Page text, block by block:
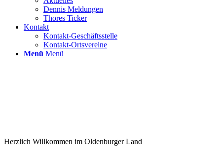
Den­nis Mel­dun­gen
Tho­res Ticker
Kon­takt
Kon­­­takt-Geschäfts­­s­tel­­le
Kon­­­takt-Orts­­ver­­ei­­ne
Menü Menü
Herz­lich Will­kom­men im Olden­bur­ger Land